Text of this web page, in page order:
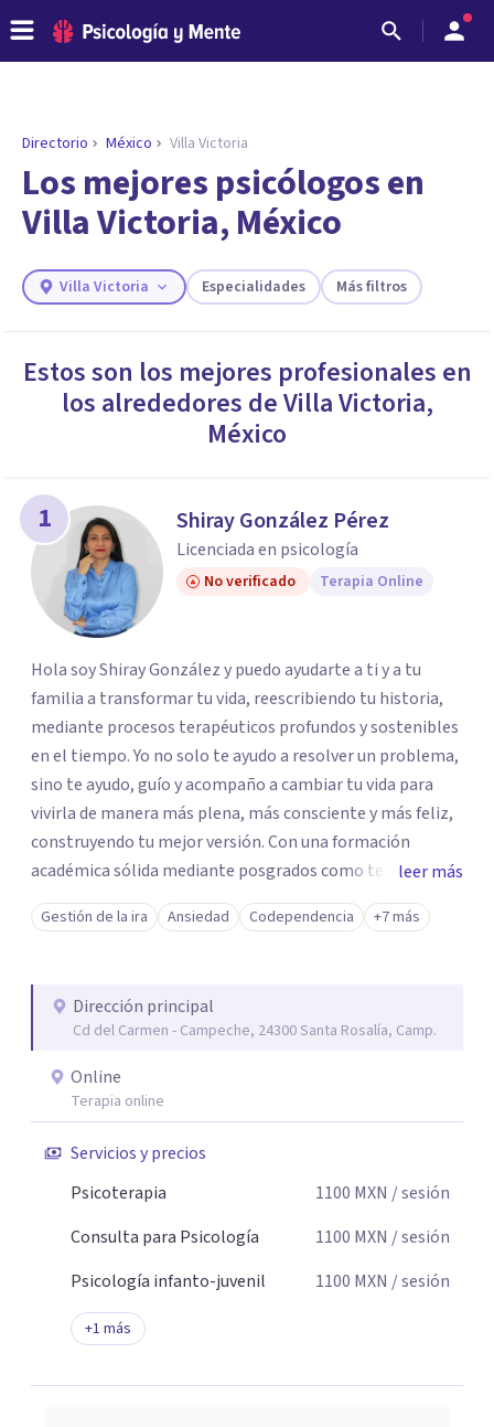
ENCONTRAR MI TERAPEUTA
¿Necesitas ayuda para encontrar el
psicólogo adecuado?
Responde a unas breves preguntas y te ofreceremos
necesidades.
Directorio México Villa Victoria
Los mejores psicólogos en
Villa Victoria, México
Villa Victoria Especialidades Más filtros
Estos son los mejores profesionales en
los alrededores deVilla Victoria,
México
1 Shiray González Pérez
Licenciada en psicología
No verificado Terapia Online
Hola soy Shiray González y puedo ayudarte a ti y a tu
familia a transformar tu vida, reescribiendo tu historia,
mediante procesos terapéuticos profundos y sostenibles
en el tiempo. Yo no solo te ayudo a resolver un problema,
sino te ayudo, guío y acompaño a cambiar tu vida para
vivirla de manera más plena, más consciente y más feliz,
construyendo tu mejor versión. Con una formación
académica sólida mediante posgrados como terapeuta
breve, familiar e infantil, así como con respaldo
profesional y experiencia clínica de más de 26 años y
auténtica y comunicación clara y directa para darte
seguridad emocional y una dirección firme de tu proceso
de cambio.
leer más
Gestión de la ira Ansiedad Codependencia +7 más
Dirección principal
Cd del Carmen - Campeche, 24300 Santa Rosalía, Camp.
Online
Terapia online
Servicios y precios
Psicoterapia
1100 MXN / sesión
Consulta para Psicología
1100 MXN / sesión
Psicología infanto-juvenil
1100 MXN / sesión
+1 más